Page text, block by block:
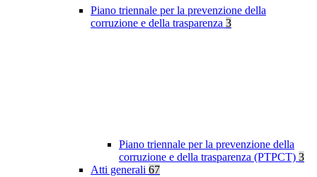
Piano triennale per la prevenzione della
corruzione e della trasparenza 3
Piano triennale per la prevenzione della
corruzione e della trasparenza (PTPCT) 3
Atti generali 67